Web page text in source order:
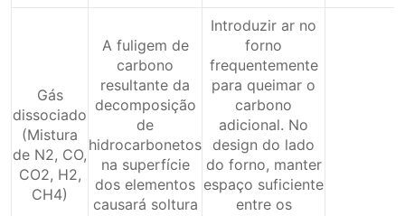
Gás
dissociado
(Mistura
de N2, CO,
CO2, H2,
CH4)
A fuligem de
carbono
resultante da
decomposição
de
hidrocarbonetos
na superfície
dos elementos
causará soltura
Introduzir ar no
forno
frequentemente
para queimar o
carbono
adicional. No
design do lado
do forno, manter
espaço suficiente
entre os